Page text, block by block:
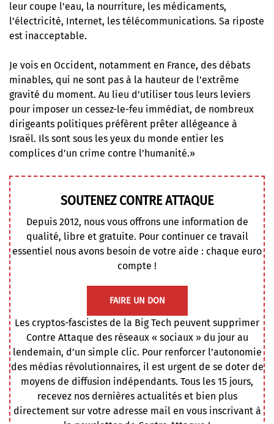
leur coupe l’eau, la nourriture, les médicaments,
l’électricité, Internet, les télécommunications. Sa riposte
est inacceptable.
Je vois en Occident, notamment en France, des débats
minables, qui ne sont pas à la hauteur de l’extrême
gravité du moment. Au lieu d’utiliser tous leurs leviers
pour imposer un cessez-le-feu immédiat, de nombreux
dirigeants politiques préfèrent prêter allégeance à
Israël. Ils sont sous les yeux du monde entier les
complices d’un crime contre l’humanité.»
SOUTENEZ CONTRE ATTAQUE
Depuis 2012, nous vous offrons une information de
qualité, libre et gratuite. Pour continuer ce travail
essentiel nous avons besoin de votre aide : chaque euro
compte !
FAIRE UN DON
Les cryptos-fascistes de la Big Tech peuvent supprimer
Contre Attaque des réseaux « sociaux » du jour au
lendemain, d’un simple clic. Pour renforcer l’autonomie
des médias révolutionnaires, il est urgent de se doter de
moyens de diffusion indépendants. Tous les 15 jours,
recevez nos dernières actualités et bien plus
directement sur votre adresse mail en vous inscrivant à